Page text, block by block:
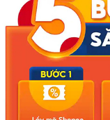
công khai, minh
nuớc.
Hoàng Lam
Nguồn Giao
an-de-xuat-dau-